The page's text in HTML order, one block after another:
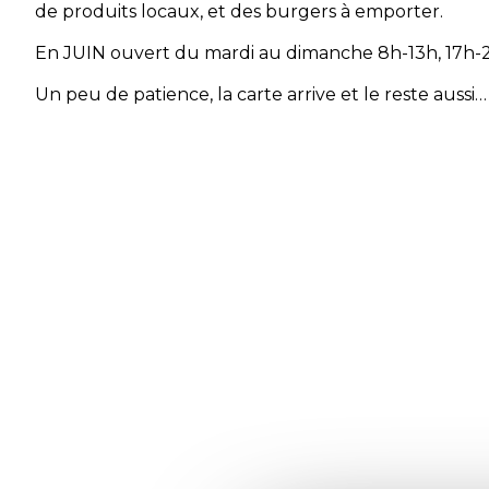
de produits locaux, et des burgers à emporter.
En JUIN ouvert du mardi au dimanche 8h-13h, 17h-
Un peu de patience, la carte arrive et le reste aussi…